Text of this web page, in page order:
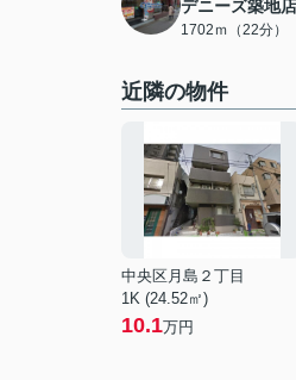
デニーズ築地店
1702ｍ（22分）
近隣の物件
中央区月島２丁目
1K (24.52㎡)
10.1万円